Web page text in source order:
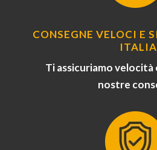
CONSEGNE VELOCI E
ITALIA
Ti assicuriamo velocità
nostre